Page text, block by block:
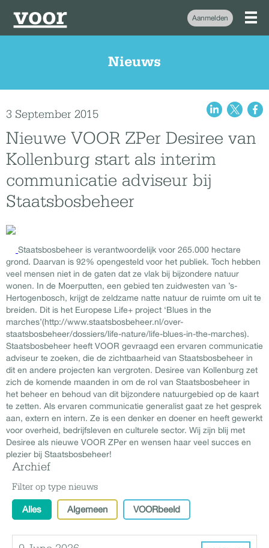
Aanmelden
Nieuws
3 September 2015
Nieuwe VOOR ZPer Desiree van
Kollenburg start als interim
communicatie adviseur bij
Staatsbosbeheer
Staatsbosbeheer is verantwoordelijk voor 265.000 hectare
grond. Daarvan is 92% opengesteld voor het publiek. Toch hebben
veel mensen niet in de gaten dat ze vlak bij bijzondere natuur
wonen. In de Moerputten, een gebied ten zuidwesten van ’s-
Hertogenbosch, krijgt de zeldzame natte natuur de ruimte om uit te
breiden. Dit is het Europese Life+ project ‘Blues in the
marches’(http://www.staatsbosbeheer.nl/over-
staatsbosbeheer/dossiers/life-nature/life-blues-in-the-marches).
Staatsbosbeheer heeft VOOR gevraagd een ervaren communicatie
adviseur te zoeken, die de zichtbaarheid van Staatsbosbeheer in
dit en andere projecten kan vergroten. Desiree van Kollenburg zet
zich de komende maanden in om de rol van Staatsbosbeheer in
het beheer en behoud van dit bijzondere natuurgebied op de kaart
te zetten. Als ervaren communicatie generalist gaat ze het gesprek
aan, extern en intern. Ze is een denker en doener en heeft gewerkt
voor overheid, bedrijfsleven en culturele sector. Wij zijn blij met
Desiree als nieuwe VOOR ZPer en wensen haar veel succes en
plezier bij Staatsbosbeheer!
Archief
Filter op type nieuws
Alles Algemeen VOORbeeld